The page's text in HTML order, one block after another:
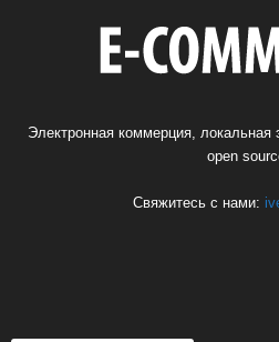
Электронная коммерция,
open
Свяжитесь с нами: